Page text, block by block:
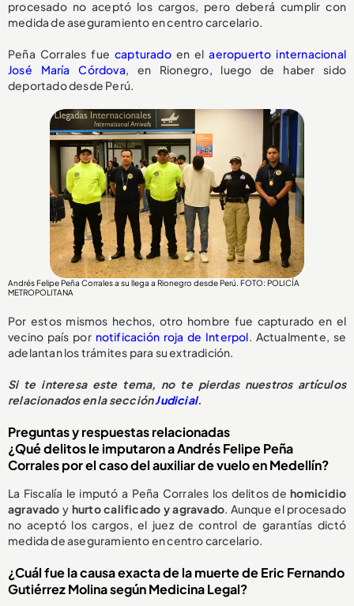
procesado no aceptó los cargos, pero deberá cumplir con
medida de aseguramiento en centro carcelario.
Peña Corrales fue capturadoen elaeropuerto internacional
José María Córdova , en Rionegro
luego de haber sido
deportado desde Perú.
Andrés Felipe Peña Corrales a su llega a Rionegro desde Perú. FOTO: POLICÍA
METROPOLITANA
Por estos mismos hechos, otro hombre fue capturado en el
vecino país por notificación roja de Interpol . Actualmente, se
adelantan los trámites para su extradición.
Si te interesa este tema, no te pierdas nuestros artículos
relacionados en la sección Judicial.
Preguntas y respuestas relacionadas
¿Qué delitos le imputaron a Andrés Felipe Peña
Corrales por el caso del auxiliar de vuelo en Medellín?
La Fiscalía le imputó a Peña Corrales los delitos dehomicidio
agravado y hurto calificado y agravado. Aunque el procesado
no aceptó los cargos, el juez de control de garantías dictó
medida de aseguramiento en centro carcelario.
¿Cuál fue la causa exacta de la muerte de Eric Fernando
Gutiérrez Molina según Medicina Legal?